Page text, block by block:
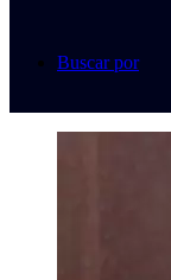
Buscar por